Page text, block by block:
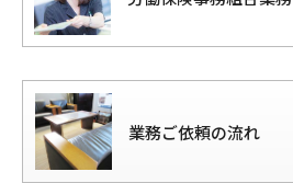
業務ご依頼の流れ